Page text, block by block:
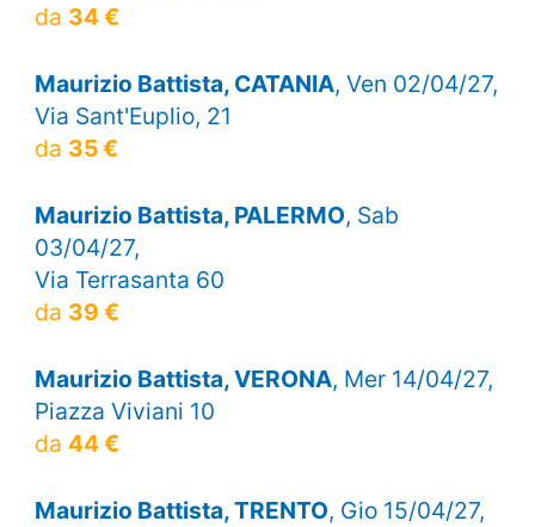
da 34 €
Maurizio Battista, CATANIA, Ven 02/04/27,
Via Sant'Euplio, 21
da 35 €
Maurizio Battista, PALERMO, Sab
03/04/27,
Via Terrasanta 60
da 39 €
Maurizio Battista, VERONA, Mer 14/04/27,
Piazza Viviani 10
da 44 €
Maurizio Battista, TRENTO, Gio 15/04/27,